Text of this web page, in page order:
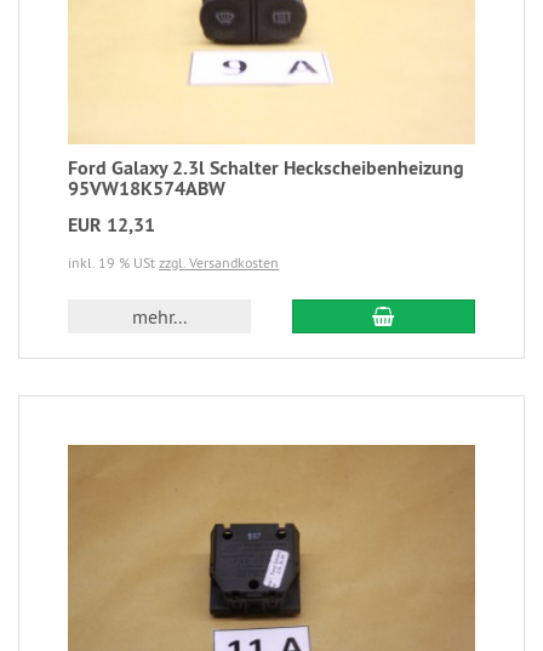
Ford Galaxy 2.3l Schalter Heckscheibenheizung
95VW18K574ABW
EUR 12,31
inkl. 19 % USt zzgl. Versandkosten
mehr...